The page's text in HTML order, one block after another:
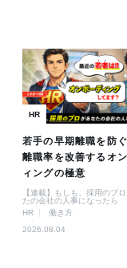
HR
若手の早期離職を防
離職率を改善するオ
ィングの極意
【連載】もしも、採用のプ
たの会社の人事になったら
HR
働き方
2026.08.04